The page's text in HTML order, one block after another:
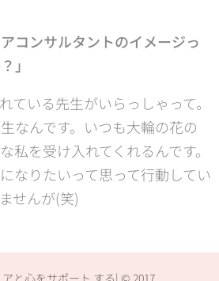
コンサルタントのイメージっ
」
ている先生がいらっしゃって。
なんです。いつも大輪の花の
私を受け入れてくれるんです。
なりたいって思って行動してい
せんが(笑)